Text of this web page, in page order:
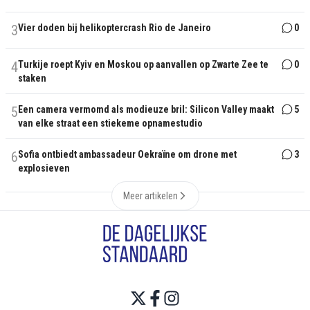
3Vier doden bij helikoptercrash Rio de Janeiro 0
4Turkije roept Kyiv en Moskou op aanvallen op Zwarte Zee te
staken
0
5 Een camera vermomd als modieuze bril: Silicon Valley maakt
van elke straat een stiekeme opnamestudio
5
6Sofia ontbiedt ambassadeur Oekraïne om drone met
explosieven
3
Meer artikelen